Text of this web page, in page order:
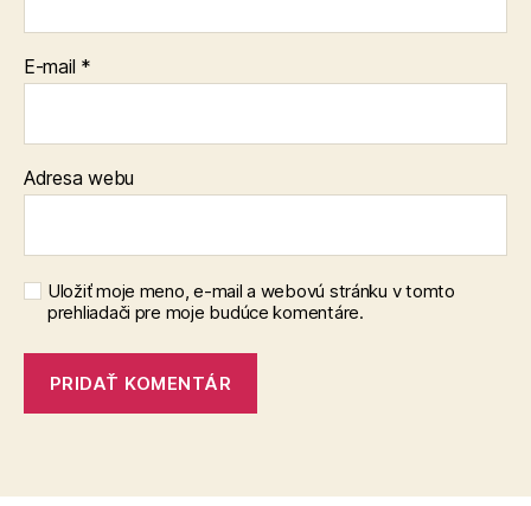
E-mail *
Adresa webu
Uložiť moje meno, e-mail a webovú stránku v tomto
prehliadači pre moje budúce komentáre.